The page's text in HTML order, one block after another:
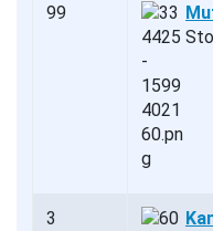
99
3